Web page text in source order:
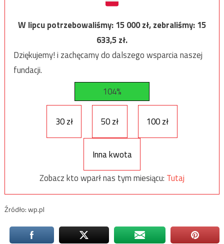
W lipcu potrzebowaliśmy:15 000zł, zebraliśmy:15
633,5zł.
Dziękujemy! i zachęcamy do dalszego wsparcia naszej
fundacji.
104%
30 zł 50 zł 100 zł
Inna kwota
Zobacz kto wparł nas tym miesiącu: Tutaj
Źródło: wp.pl